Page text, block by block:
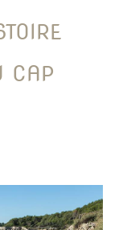
CAP